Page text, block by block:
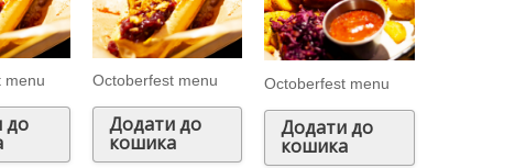
menu
до
Octoberfest menu
Додати до
кошика
Octoberfest menu
Додати до
кошика